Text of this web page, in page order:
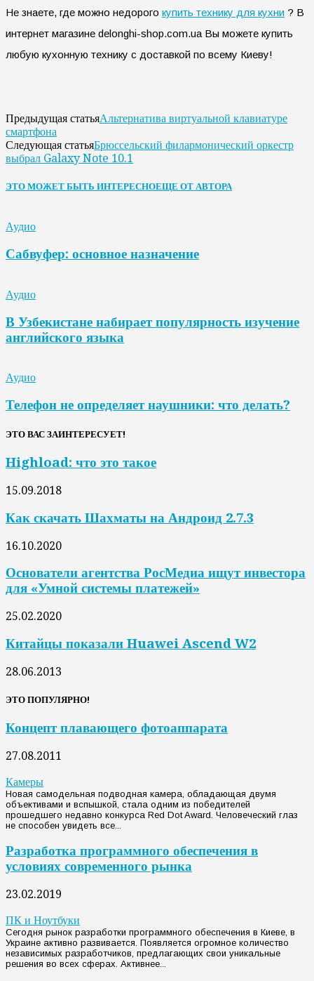
Не знаете, где можно недорого купить технику для кухни ? В
интернет магазине delonghi-shop.com.ua Вы можете купить
любую кухонную технику с доставкой по всему Киеву!
Предыдущая статьяАльтернатива виртуальной клавиатуре
смартфона
Следующая статьяБрюссельский филармонический оркестр
выбрал Galaxy Note 10.1
ЭТО МОЖЕТ БЫТЬ ИНТЕРЕСНОЕЩЕ ОТ АВТОРА
Аудио
Сабвуфер: основное назначение
Аудио
В Узбекистане набирает популярность изучение
английского языка
Аудио
Телефон не определяет наушники: что делать?
ЭТО ВАС ЗАИНТЕРЕСУЕТ!
Highload: что это такое
15.09.2018
Как скачать Шахматы на Андроид 2.7.3
16.10.2020
Основатели агентства РосМедиа ищут инвестора
для «Умной системы платежей»
25.02.2020
Китайцы показали Huawei Ascend W2
28.06.2013
ЭТО ПОПУЛЯРНО!
Концепт плавающего фотоаппарата
27.08.2011
Камеры
Новая самодельная подводная камера, обладающая двумя
объективами и вспышкой, стала одним из победителей
прошедшего недавно конкурса Red Dot Award. Человеческий глаз
не способен увидеть все...
Разработка программного обеспечения в
условиях современного рынка
23.02.2019
ПК и Ноутбуки
Сегодня рынок разработки программного обеспечения в Киеве, в
Украине активно развивается. Появляется огромное количество
независимых разработчиков, предлагающих свои уникальные
решения во всех сферах. Активнее...